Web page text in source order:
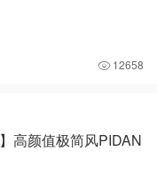
12658
高颜值极简风PIDAN